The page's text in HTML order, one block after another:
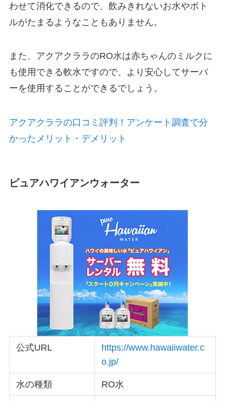
わせて消化できるので、飲みきれないお水やボト
ルがたまるようなこともありません。
また、アクアクララのRO水は赤ちゃんのミルクに
も使用できる軟水ですので、より安心してサーバ
ーを使用することができるでしょう。
アクアクララの口コミ評判！アンケート調査で分
かったメリット・デメリット
ピュアハワイアンウォーター
公式URL
https://www.hawaiiwater.c
o.jp/
水の種類 RO水